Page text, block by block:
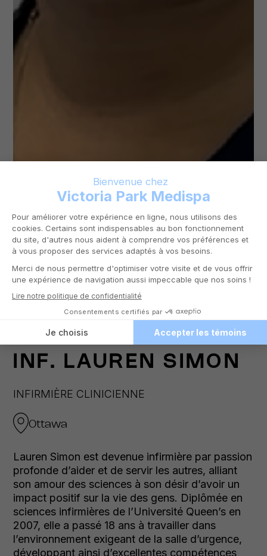
INF. LAUREN SIMON
INFIRMIÈRE CLINICIENNE
Ottawa
Lauren Simon est devenue infirmière par passion
profonde d’aider et de servir les autres, alliant
son amour des sciences à son désir d’avoir un
impact positif sur la vie des gens. Diplômée en
sciences infirmières de l’Université Queen’s en
2007, elle a passé 18 ans à travailler dans
l’environnement exigeant de la salle d’urgence,
développant ainsi d’excellentes compétences